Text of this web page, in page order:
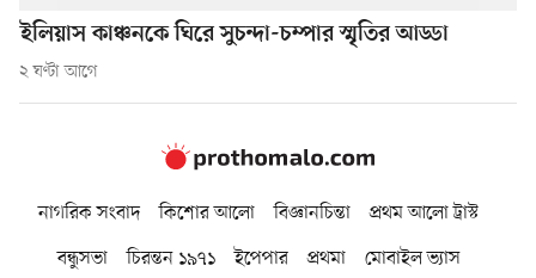
ইলিয়াস কাঞ্চনকে ঘিরে সুচন্দা-চম্পার স্মৃতির আড্ডা
২ ঘণ্টা আগে
নাগরিক সংবাদ কিশোর আলো বিজ্ঞানচিন্তা
প্রথম আলো ট্রাস্ট
বন্ধুসভা
চিরন্তন ১৯৭১ ইপেপার প্রথমা মোবাইল ভ্যাস